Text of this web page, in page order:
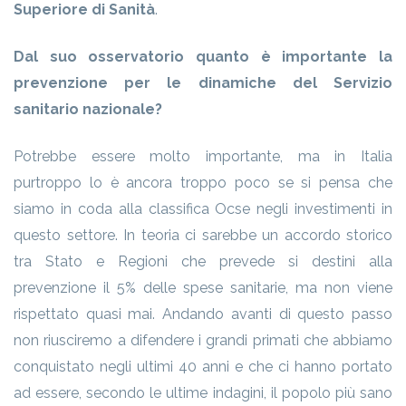
Superiore di Sanità.
Dal suo osservatorio quanto è importante la
prevenzione per le dinamiche del Servizio
sanitario nazionale?
Potrebbe essere molto importante, ma in Italia
purtroppo lo è ancora troppo poco se si pensa che
siamo in coda alla classifica Ocse negli investimenti in
questo settore. In teoria ci sarebbe un accordo storico
tra Stato e Regioni che prevede si destini alla
prevenzione il 5% delle spese sanitarie, ma non viene
rispettato quasi mai. Andando avanti di questo passo
non riusciremo a difendere i grandi primati che abbiamo
conquistato negli ultimi 40 anni e che ci hanno portato
ad essere, secondo le ultime indagini, il popolo più sano